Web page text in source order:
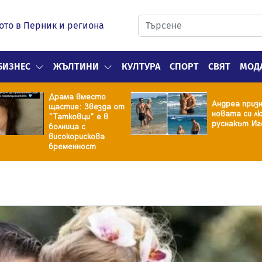
в Перник и региона
ЖЪЛТИНИ КУЛТУРА СПОРТ СВЯТ
Драма вместо
щастие: Звезда от
"Татковци" е в
болница с
високорискова
бременност
Андреа
новата си
руснакът